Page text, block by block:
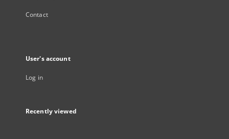
Contact
User's account
Log in
Recently viewed